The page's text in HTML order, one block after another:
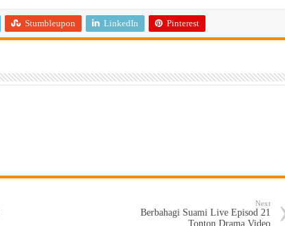
Stumbleupon LinkedIn Pinterest
Next
Berbahagi Suami Live Episod 21
Tonton Drama Video